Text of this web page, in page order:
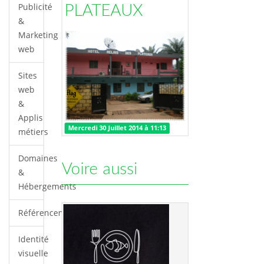
Publicité
&
Marketing
web
Sites
web
&
Applis
métiers
Domaines
&
Hébergements
Référencements/SEO
Identité
visuelle
PLATEAUX
Mercredi 30 Juillet 2014 à 11:13
Voire aussi